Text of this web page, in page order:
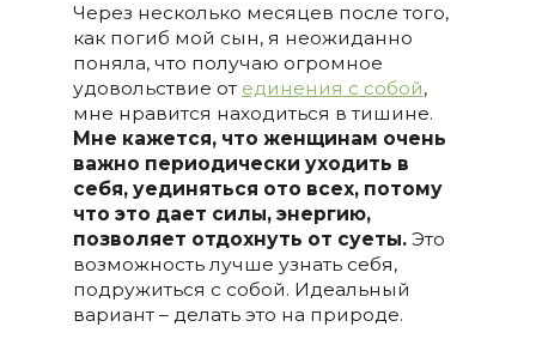
Через несколько месяцев после того,
как погиб мой сын, я неожиданно
поняла, что получаю огромное
удовольствие от единения с собой,
мне нравится находиться в тишине.
Мне кажется, что женщинам очень
важно периодически уходить в
себя, уединяться ото всех, потому
что это дает силы, энергию,
позволяет отдохнуть от суеты.Это
возможность лучше узнать себя,
подружиться с собой. Идеальный
вариант – делать это на природе.